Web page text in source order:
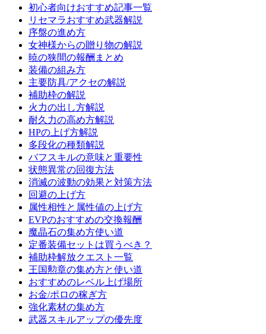
初心者向けおすすめ記事一覧
リセマラおすすめ武器解説
序盤の進め方
女神様からの贈り物の解説
暁の狭間の報酬まとめ
装備の組み方
主要防具/アクセの解説
補助枠の解説
火力の出し方解説
耐久力の高め方解説
HPの上げ方解説
多段化の種類解説
バフスキルの意味と重要性
状態異常の回復方法
消滅の波動の効果と対策方法
回避の上げ方
属性相性と属性値の上げ方
EVPのおすすめの交換報酬
魔晶石の集め方使い道
定番装備セットは買うべき？
補助枠解放クエスト一覧
王国勲章の集め方と使い道
おすすめのレベル上げ場所
お金/ポロの稼ぎ方
強化素材の集め方
武器スキルアップの優先度